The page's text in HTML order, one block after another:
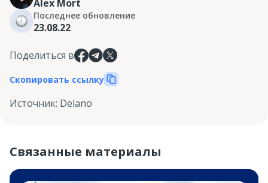
Alex Mort
Последнее обновление
23.08.22
Поделиться в
Скопировать ссылку
Источник: Delano
Связанные материалы